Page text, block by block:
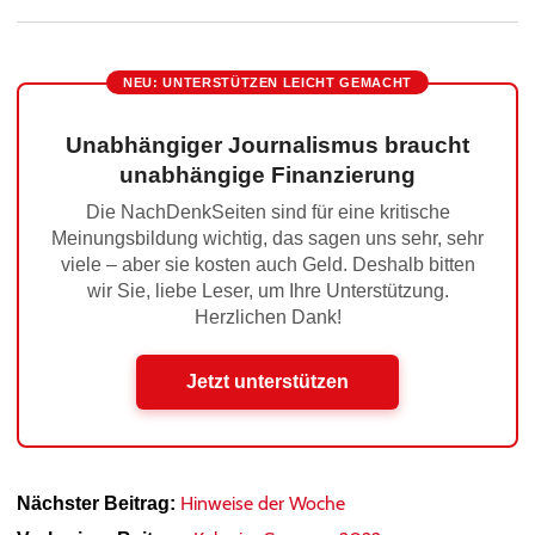
NEU: UNTERSTÜTZEN LEICHT GEMACHT
Unabhängiger Journalismus braucht
unabhängige Finanzierung
Die NachDenkSeiten sind für eine kritische
Meinungsbildung wichtig, das sagen uns sehr, sehr
viele – aber sie kosten auch Geld. Deshalb bitten
wir Sie, liebe Leser, um Ihre Unterstützung.
Herzlichen Dank!
Jetzt unterstützen
Nächster Beitrag: Hinweise der Woche